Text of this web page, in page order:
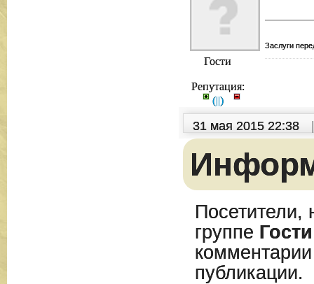
Гости
Репутация:
(||)
Заслуги
31 мая 2015 22:38
Посетители,
группе Гости
публикации.